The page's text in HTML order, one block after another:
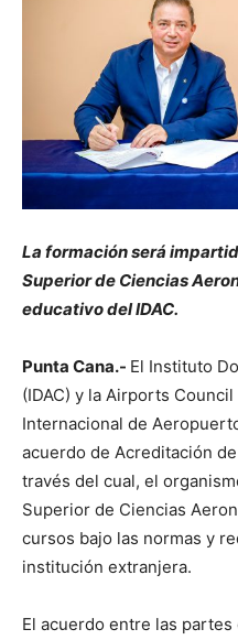
La formación será
Superior de Ciencias
educativo del IDAC.
Punta Cana.- El Instituto
(IDAC) y la Airports
Internacional de
acuerdo de Acreditación
través del cual, el
Superior de Ciencias
cursos bajo las normas y
institución extranjera.
El acuerdo entre las